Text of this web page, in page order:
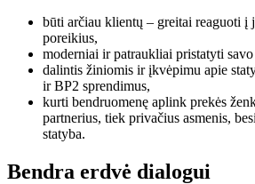
būti arčiau klientų – greitai reaguoti į
poreikius,
moderniai ir patraukliai pristatyti
dalintis žiniomis ir įkvėpimu apie
ir BP2 sprendimus,
kurti bendruomenę aplink prekės
partnerius, tiek privačius asmenis,
statyba.
Bendra erdvė dialogui